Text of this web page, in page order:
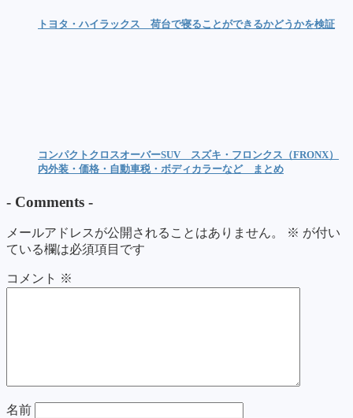
トヨタ・ハイラックス 荷台で寝ることができるかどうかを検証
コンパクトクロスオーバーSUV スズキ・フロンクス（FRONX）
内外装・価格・自動車税・ボディカラーなど まとめ
- Comments -
メールアドレスが公開されることはありません。 ※ が付い
ている欄は必須項目です
コメント ※
名前